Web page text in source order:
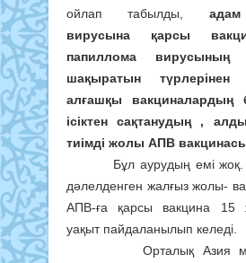
ойлап табылды,
вирусына қарсы
папиллома вирусының
шақыратын
алғашқы вакциналардың
ісіктен сақтанудың ,
тиімді жолы АПВ
Бұл аурудың емі жоқ.
дәлелденген жалғыз жолы-
АПВ-ға қарсы вакцина 15
уақыт пайдаланылып келеді.
Орталық Азия